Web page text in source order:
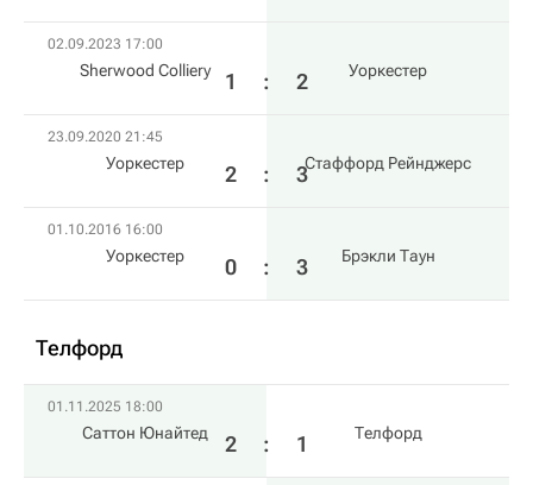
02.09.2023 17:00
Sherwood Colliery 1 : 2 Уоркестер
23.09.2020 21:45
Уоркестер 2 : 3Стаффорд Рейнджерс
01.10.2016 16:00
Уоркестер 0 : 3 Брэкли Таун
Телфорд
01.11.2025 18:00
Саттон Юнайтед 2 : 1 Телфорд